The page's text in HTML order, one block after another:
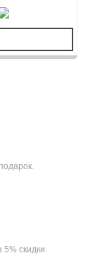
5% скидки.